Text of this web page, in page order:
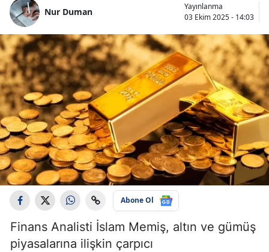
Nur Duman
Yayınlanma
03 Ekim 2025 - 14:03
Abone Ol
Finans Analisti İslam Memiş, altın ve gümüş
piyasalarına ilişkin çarpıcı